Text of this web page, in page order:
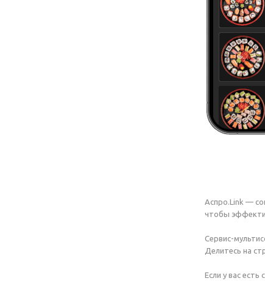
Аспро.Link —
чтобы
Сервис-
Делитесь на
Если у вас